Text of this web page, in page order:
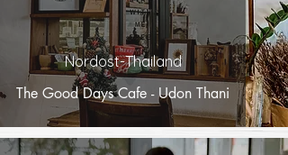
The Good Days Cafe - Udon Thani
Nordost-Thailand